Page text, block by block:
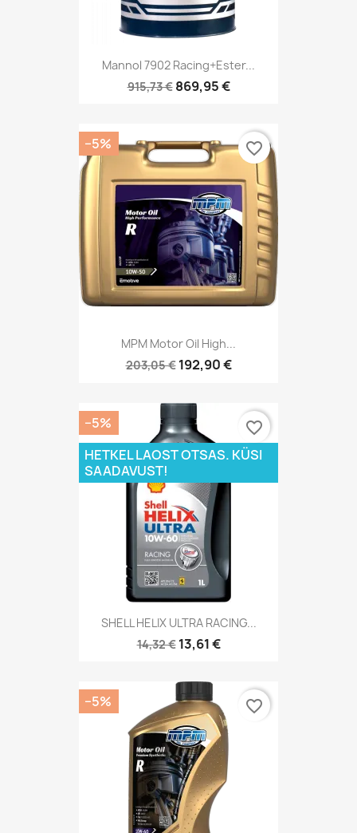
Mannol 7902 Racing+Ester...
915,73 € 869,95 €
MPM Motor Oil High...
203,05 € 192,90 €
−5% favorite_border
SHELL HELIX ULTRA RACING...
14,32 € 13,61 €
−5%
HETKEL LAOST OTSAS. KÜSI
SAADAVUST!
favorite_border
−5% favorite_border